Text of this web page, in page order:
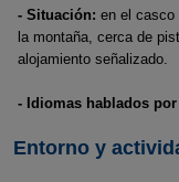
- Situación: en el casco
la montaña, cerca de
alojamiento señalizado.
- Idiomas hablados
Entorno y